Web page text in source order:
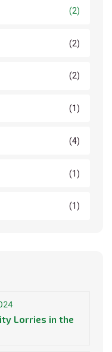
(2)
(2)
(2)
(1)
(4)
(1)
(1)
Lorries in the